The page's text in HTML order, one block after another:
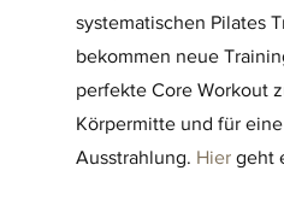
systematischen Pilates
bekommen neue
perfekte Core Workout
Körpermitte und für
Ausstrahlung. Hier geht